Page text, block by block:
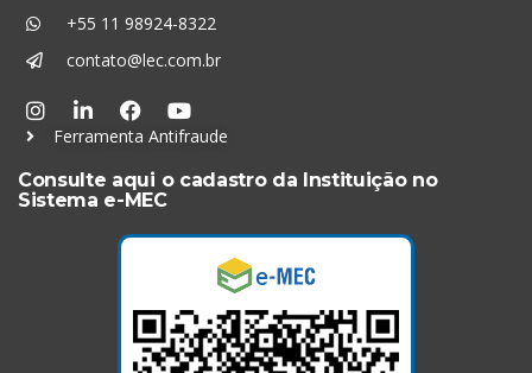
+55 11 98924-8322
contato@lec.com.br
Ferramenta Antifraude
Consulte aqui o cadastro da Instituição no
Sistema e-MEC